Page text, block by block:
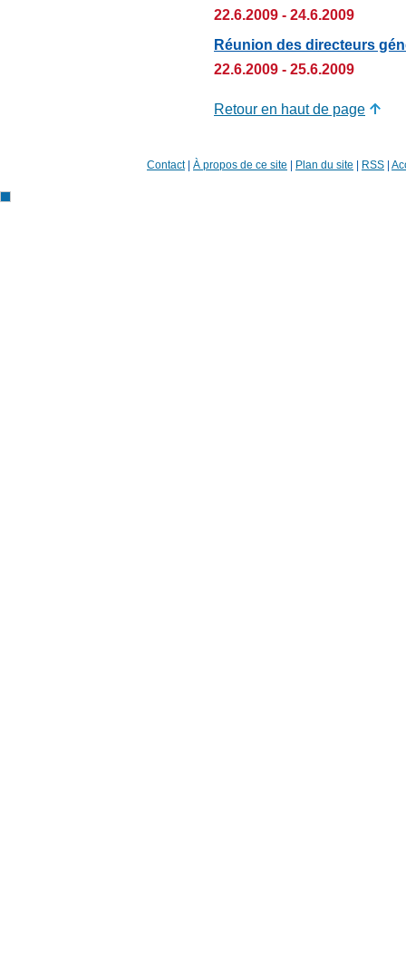
22.6.2009 - 24.6.2009
Réunion des directeurs
22.6.2009 - 25.6.2009
Retour en haut de page
Contact| À propos de ce site | Plan du site | RSS |